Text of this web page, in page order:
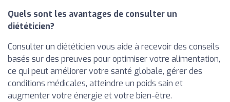
Quels sont les avantages de consulter un
diététicien?
Consulter un diététicien vous aide à recevoir des conseils
basés sur des preuves pour optimiser votre alimentation,
ce qui peut améliorer votre santé globale, gérer des
conditions médicales, atteindre un poids sain et
augmenter votre énergie et votre bien-être.